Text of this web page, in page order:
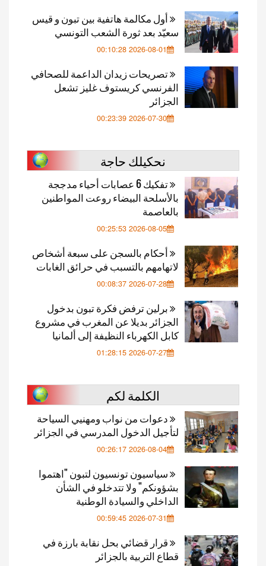
أول مكالمة هاتفية بين تبون و قيس
سعيّد بعد ثورة الشعب التونسي
2026-08-01 00:10:28
تصريحات زيدان الداعمة للصحافي
الفرنسي كريستوف غليز تشعل
الجزائر
2026-07-30 00:23:39
نحكيلك حاجة
تفكيك 6 عصابات أحياء مدججة
بالأسلحة البيضاء روعت المواطنين
بالعاصمة
2026-08-05 00:25:53
أحكام بالسجن على سبعة أشخاص
لاتهامهم بالتسبب في حرائق الغابات
2026-07-28 00:08:37
برلين ترفض فكرة تبون بدخول
الجزائر بديلا عن المغرب في مشروع
كابل الكهرباء النظيفة إلى ألمانيا
2026-07-27 01:28:15
الكلمة لكم
دعوات من نواب ومهنيي السياحة
لتأجيل الدخول المدرسي في الجزائر
2026-08-04 00:26:17
سياسيون تونسيون لتبون "اهتموا
بشؤونكم" ولا تتدخلو في الشأن
الداخلي والسيادة الوطنية
2026-07-31 00:59:45
قرار قضائي بحل نقابة بارزة في
قطاع التربية بالجزائر